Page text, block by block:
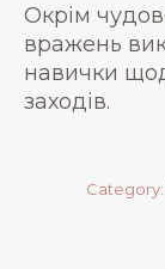
Окрім
вражень
навички
заходів.
Category: